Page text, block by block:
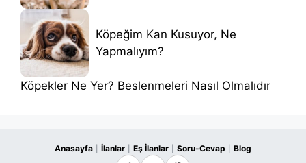
Köpeğim Kan Kusuyor, Ne
Yapmalıyım?
Köpekler Ne Yer? Beslenmeleri Nasıl Olmalıdır
Anasayfa İlanlar Eş İlanlar Soru-Cevap Blog